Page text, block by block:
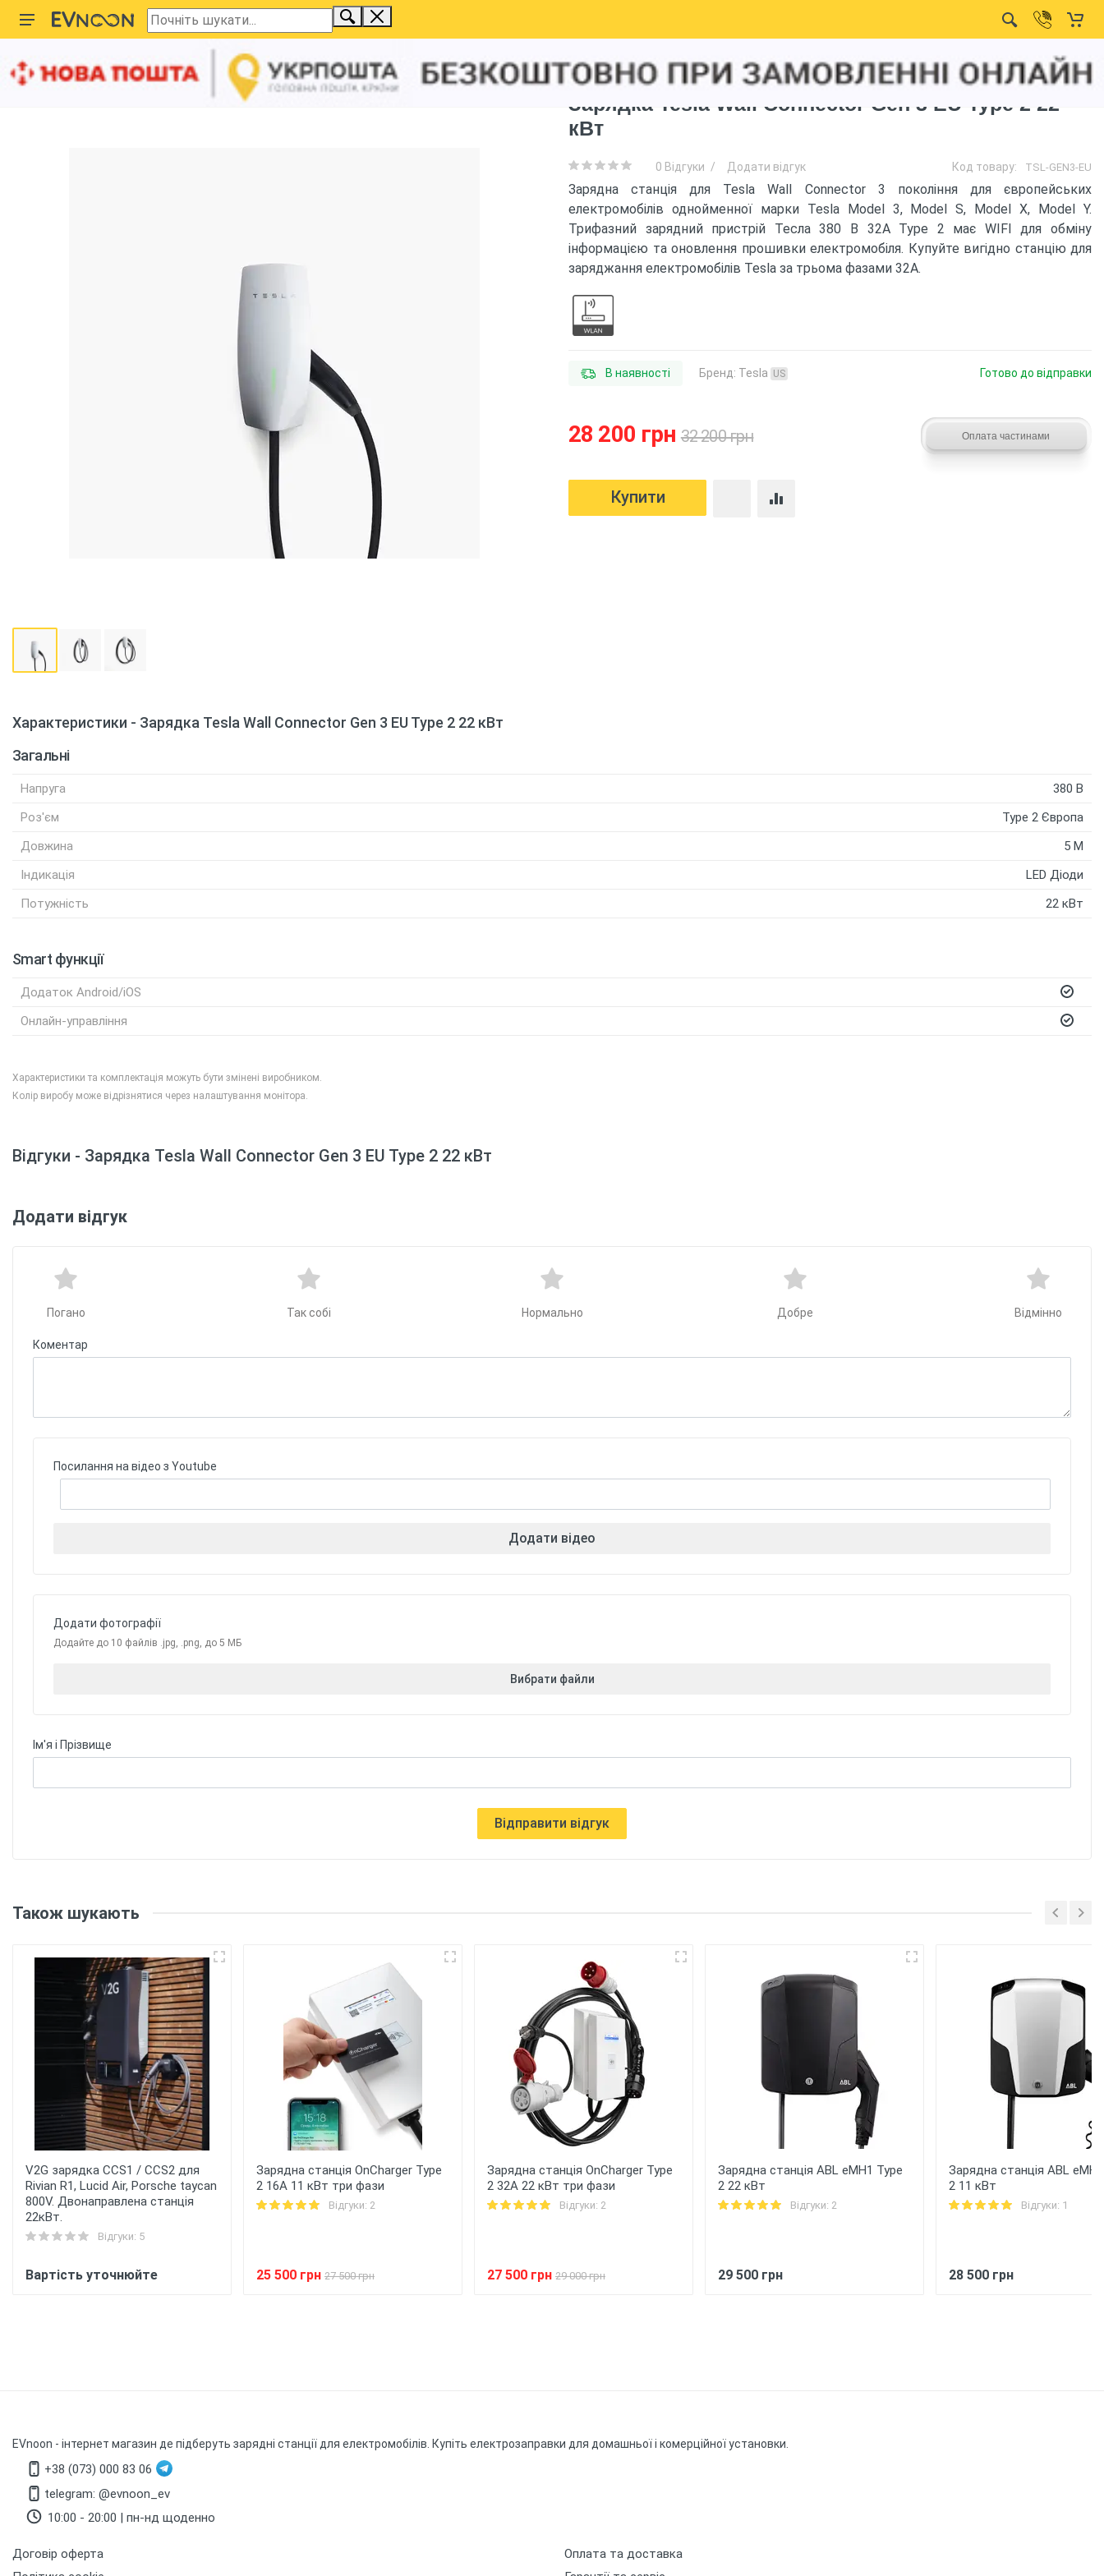
Головна Зарядні станції Настінні Зарядка Tesla Wall Connector Gen 3 EU Type 2 22 кВт
Зарядка Tesla Wall Connector Gen 3 EU Type 2 22
кВт
0 Відгуки / Додати відгук Код товару: TSL-GEN3-EU
Зарядна станція для Tesla Wall Connector 3 покоління для європейських
електромобілів однойменної марки Tesla Model 3, Model S, Model X, Model Y.
Трифазний зарядний пристрій Тесла 380 В 32А Type 2 має WIFI для обміну
інформацією та оновлення прошивки електромобіля. Купуйте вигідно станцію для
заряджання електромобілів Tesla за трьома фазами 32А.
В наявності Бренд: Tesla US Готово до відправки
28 200 грн 32 200 грн
Характеристики - Зарядка Tesla Wall Connector Gen 3 EU Type 2 22 кВт
Загальні
Напруга
380 В
Роз'єм
Type 2 Європа
Довжина
5 M
Індикація
LED Діоди
Потужність
22 кВт
Smart функції
Додаток Android/iOS
Онлайн-управління
Характеристики та комплектація можуть бути змінені виробником.
Колір виробу може відрізнятися через налаштування монітора.
Відгуки - Зарядка Tesla Wall Connector Gen 3 EU Type 2 22 кВт
Додати відгук
Погано Так собі Нормально Добре Відмінно
Коментар
Посилання на відео з Youtube
Додати відео
Додати фотографії
Додайте до 10 файлів .jpg, .png, до 5 МБ
Вибрати файли
Ім'я і Прізвище
Відправити відгук
Також шукають
V2G зарядка CCS1 / CCS2 для
Rivian R1, Lucid Air, Porsche taycan
800V. Двонаправлена станція
22кВт.
Відгуки: 5
Вартість уточнюйте
Зарядна станція OnCharger Type
2 16A 11 кВт три фази
Відгуки: 2
25 500 грн 27 500 грн
Зарядна станція OnCharger Type
2 32A 22 кВт три фази
Відгуки: 2
27 500 грн 29 000 грн
Зарядна станція ABL eMH1 Type
2 22 кВт
Відгуки: 2
29 500 грн
Зарядна станція ABL
2 11 кВт
Відгуки: 1
28 500 грн
EVnoon - інтернет магазин де підберуть зарядні станції для електромобілів. Купіть електрозаправки для домашньої і комерційної установки.
+38 (073) 000 83 06
telegram: @evnoon_ev
10:00 - 20:00 | пн-нд щоденно
Договір оферта
Оплата та доставка